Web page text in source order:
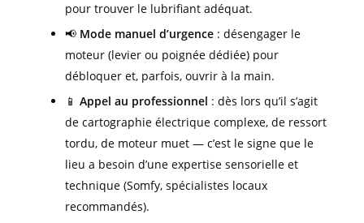
pour trouver le lubrifiant adéquat.
📢 Mode manuel d’urgence : désengager le
moteur (levier ou poignée dédiée) pour
débloquer et, parfois, ouvrir à la main.
📱 Appel au professionnel : dès lors qu’il s’agit
de cartographie électrique complexe, de ressort
tordu, de moteur muet — c’est le signe que le
lieu a besoin d’une expertise sensorielle et
technique (Somfy, spécialistes locaux
recommandés).